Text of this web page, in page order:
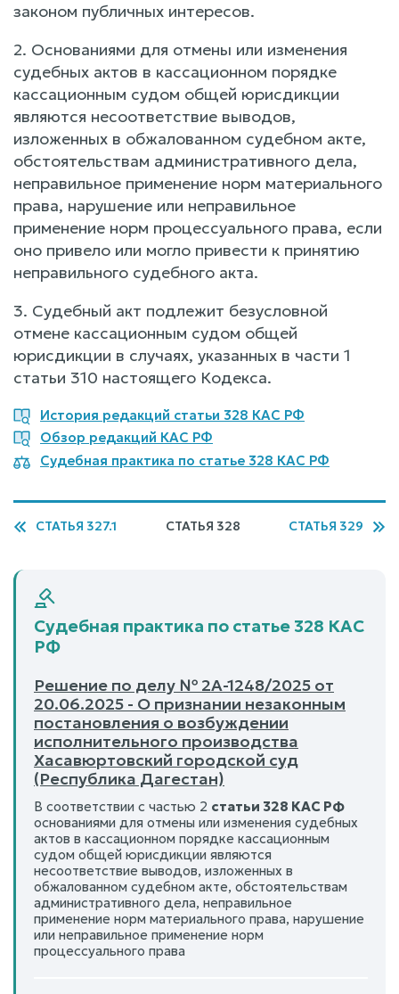
законом публичных интересов.
2. Основаниями для отмены или изменения
судебных актов в кассационном порядке
кассационным судом общей юрисдикции
являются несоответствие выводов,
изложенных в обжалованном судебном акте,
обстоятельствам административного дела,
неправильное применение норм материального
права, нарушение или неправильное
применение норм процессуального права, если
оно привело или могло привести к принятию
неправильного судебного акта.
3. Судебный акт подлежит безусловной
отмене кассационным судом общей
юрисдикции в случаях, указанных в части 1
статьи 310 настоящего Кодекса.
История редакций статьи 328 КАС РФ
Обзор редакций КАС РФ
Судебная практика по статье 328 КАС РФ
СТАТЬЯ 327.1 СТАТЬЯ 328 СТАТЬЯ 329
Судебная практика по статье 328 КАС
РФ
Решение по делу № 2А-1248/2025 от
20.06.2025 - О признании незаконным
постановления о возбуждении
исполнительного производства
Хасавюртовский городской суд
(Республика Дагестан)
В соответствии с частью 2 статьи 328 КАС РФ
основаниями для отмены или изменения судебных
актов в кассационном порядке кассационным
судом общей юрисдикции являются
несоответствие выводов, изложенных в
обжалованном судебном акте, обстоятельствам
административного дела, неправильное
применение норм материального права, нарушение
или неправильное применение норм
процессуального права